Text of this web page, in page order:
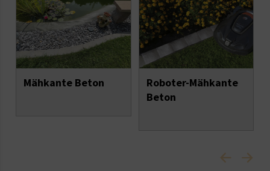
Mähkante Beton
Roboter-Mähkante
Beton